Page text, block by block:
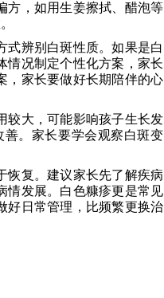
方，如用生姜擦拭、醋泡等
式辨别白斑性质。如果是白
情况制定个性化方案，家长
，家长要做好长期陪伴的心
较大，可能影响孩子生长发
。家长要学会观察白斑变
恢复。建议家长先了解疾病
情发展。白色糠疹更是常见
好日常管理，比频繁更换治